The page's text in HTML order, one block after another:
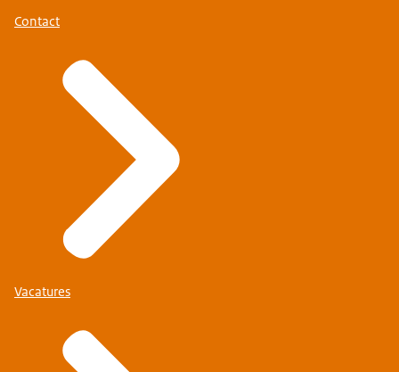
Contact
Vacatures